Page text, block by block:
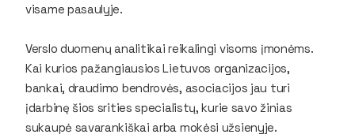
visame pasaulyje.
Verslo duomenų analitikai reikalingi visoms įmonėms.
Kai kurios pažangiausios Lietuvos organizacijos,
bankai, draudimo bendrovės, asociacijos jau turi
įdarbinę šios srities specialistų, kurie savo žinias
sukaupė savarankiškai arba mokėsi užsienyje.